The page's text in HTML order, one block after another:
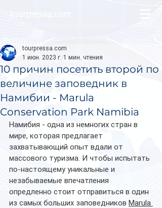
10 причин посетить второй по
величине заповедник в
Намибии - Marula
Conservation Park Namibia
tourpressa.com
1 июн. 2023 г. 1 мин. чтения
Намибия - одна из немногих стран в
мире, которая предлагает
захватывающий опыт вдали от
массового туризма. И чтобы испытать
по-настоящему уникальные и
незабываемые впечатления
опредленно стоит отправиться в один
из самых больших заповедников Marula